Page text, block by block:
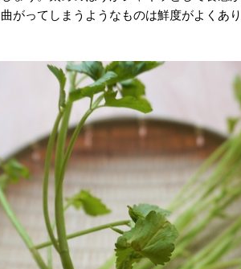
がってしまうようなものは鮮度がよくあ